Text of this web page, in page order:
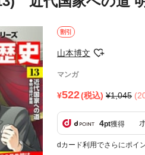
割引
山本博文
マンガ
522(税込) 1,045
4pt獲得
dカード利用でさらにポイ